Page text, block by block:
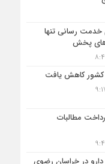
خدمت رسانی تنها
پخش
کشور کاهش یافت
مطالبات
در خراسان رضوی